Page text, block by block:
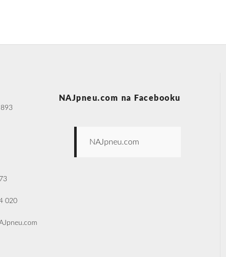
893
020
NAJpneu.com na Facebooku
NAJpneu.com